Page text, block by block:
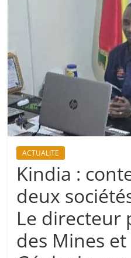
ACTUALITE
Kindia :
deux
Le directeur
des Mines et